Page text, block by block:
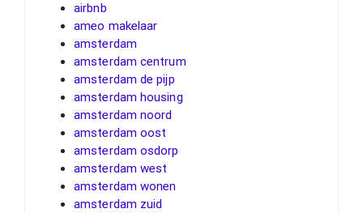
airbnb
ameo makelaar
amsterdam
amsterdam centrum
amsterdam de pijp
amsterdam housing
amsterdam noord
amsterdam oost
amsterdam osdorp
amsterdam west
amsterdam wonen
amsterdam zuid